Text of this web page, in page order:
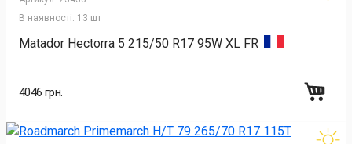
В наявності: 13 шт
Matador Hectorra 5 215/50 R17 95W XL FR
4046 грн.